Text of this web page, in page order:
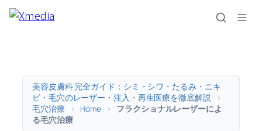
内
美容皮膚科 完全ガイド：シミ・シワ・たるみ・ニキ
ビ・毛穴のレーザー・注入・再生医療を徹底解説
>
毛穴治療
> Home >
フラクショナルレーザーによ
る毛穴治療